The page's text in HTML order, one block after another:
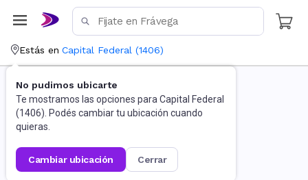
Estás en Capital Federal (1406)
No pudimos ubicarte
Te mostramos las opciones para Capital Federal
(1406). Podés cambiar tu ubicación cuando
quieras.
cambiar ubicación cerrar
La página no existe